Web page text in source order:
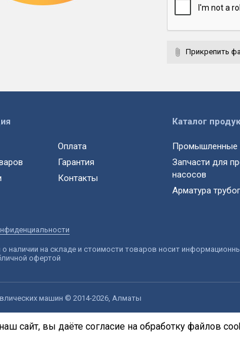
Прикрепить
Оплата
Гарантия
Контакты
Каталог
Промышленные
Запчасти для
насосов
Арматура
наличии на складе и стоимости товаров носит
офертой
машин © 2014-2026, Алматы
сайт, вы даёте согласие на обработку файлов